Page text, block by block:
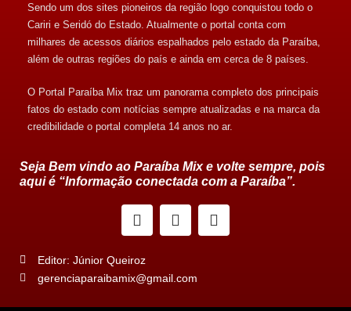
Sendo um dos sites pioneiros da região logo conquistou todo o
Cariri e Seridó do Estado. Atualmente o portal conta com
milhares de acessos diários espalhados pelo estado da Paraíba,
além de outras regiões do país e ainda em cerca de 8 países.
O Portal Paraíba Mix traz um panorama completo dos principais
fatos do estado com notícias sempre atualizadas e na marca da
credibilidade o portal completa 14 anos no ar.
Seja Bem vindo ao Paraíba Mix e volte sempre, pois
aqui é “Informação conectada com a Paraíba”.
Editor: Júnior Queiroz
gerenciaparaibamix@gmail.com